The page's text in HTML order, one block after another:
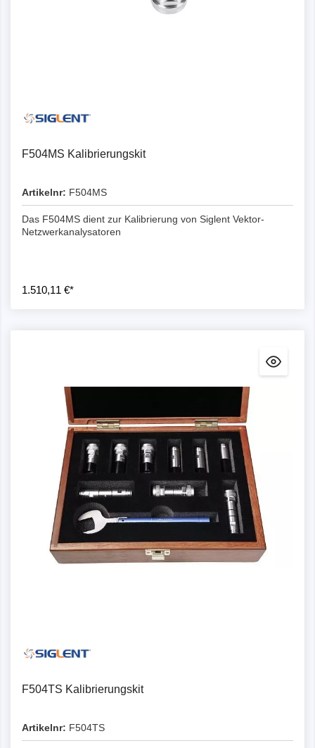
F504MS Kalibrierungskit
Artikelnr: F504MS
Das F504MS dient zur Kalibrierung von Siglent Vektor-
Netzwerkanalysatoren
1.510,11 €*
F504TS Kalibrierungskit
Artikelnr: F504TS